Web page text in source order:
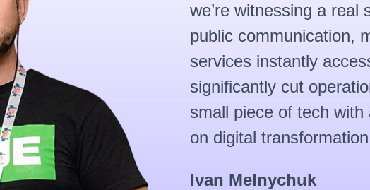
we’re witnessing a real
public communication,
services instantly
significantly cut
small piece of tech
on digital
Ivan Melnychuk